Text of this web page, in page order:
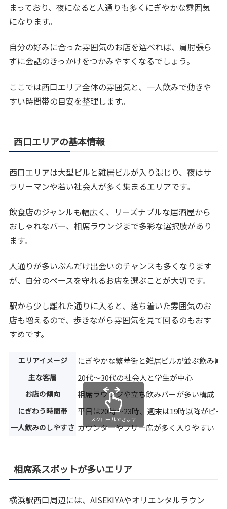
まっており、夜になると人通りも多くにぎやかな雰囲気
になります。
自分の好みに合った雰囲気のお店を選べれば、肩肘張ら
ずに会話のきっかけをつかみやすくなるでしょう。
ここでは西口エリア全体の雰囲気と、一人飲みで動きや
すい時間帯の目安を整理します。
西口エリアの基本情報
西口エリアは大型ビルと雑居ビルが入り混じり、夜はサ
ラリーマンや若い社会人が多く集まるエリアです。
飲食店のジャンルも幅広く、リーズナブルな居酒屋から
おしゃれなバー、相席ラウンジまで多彩な選択肢があり
ます。
人通りが多いぶんだけ出会いのチャンスも多くなります
が、自分のペースを守れるお店を選ぶことが大切です。
駅から少し離れた通りに入ると、落ち着いた雰囲気のお
店も増えるので、歩きながら雰囲気を見て回るのもおす
すめです。
エリアイメージ にぎやかな繁華街と雑居ビルが並ぶ飲み屋
主な客層 20代〜30代の社会人と学生が中心
お店の傾向 相席ラウンジや立ち飲みバーが多い構成
にぎわう時間帯 平日は20時〜23時、週末は19時以降がピー
一人飲みのしやすさ カウンターやフリー席が多く入りやすい
スクロールできます
相席系スポットが多いエリア
横浜駅西口周辺には、AISEKIYAやオリエンタルラウン